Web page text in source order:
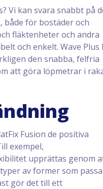
Vi kan svara snabbt på
både för bostäder och
fläktenheter och andra
och enkelt. Wave Plus
den snabba, felfria
att göra löpmetrar i
Fusion de positiva
exempel,
upprättas genom
av former som
gör det till ett